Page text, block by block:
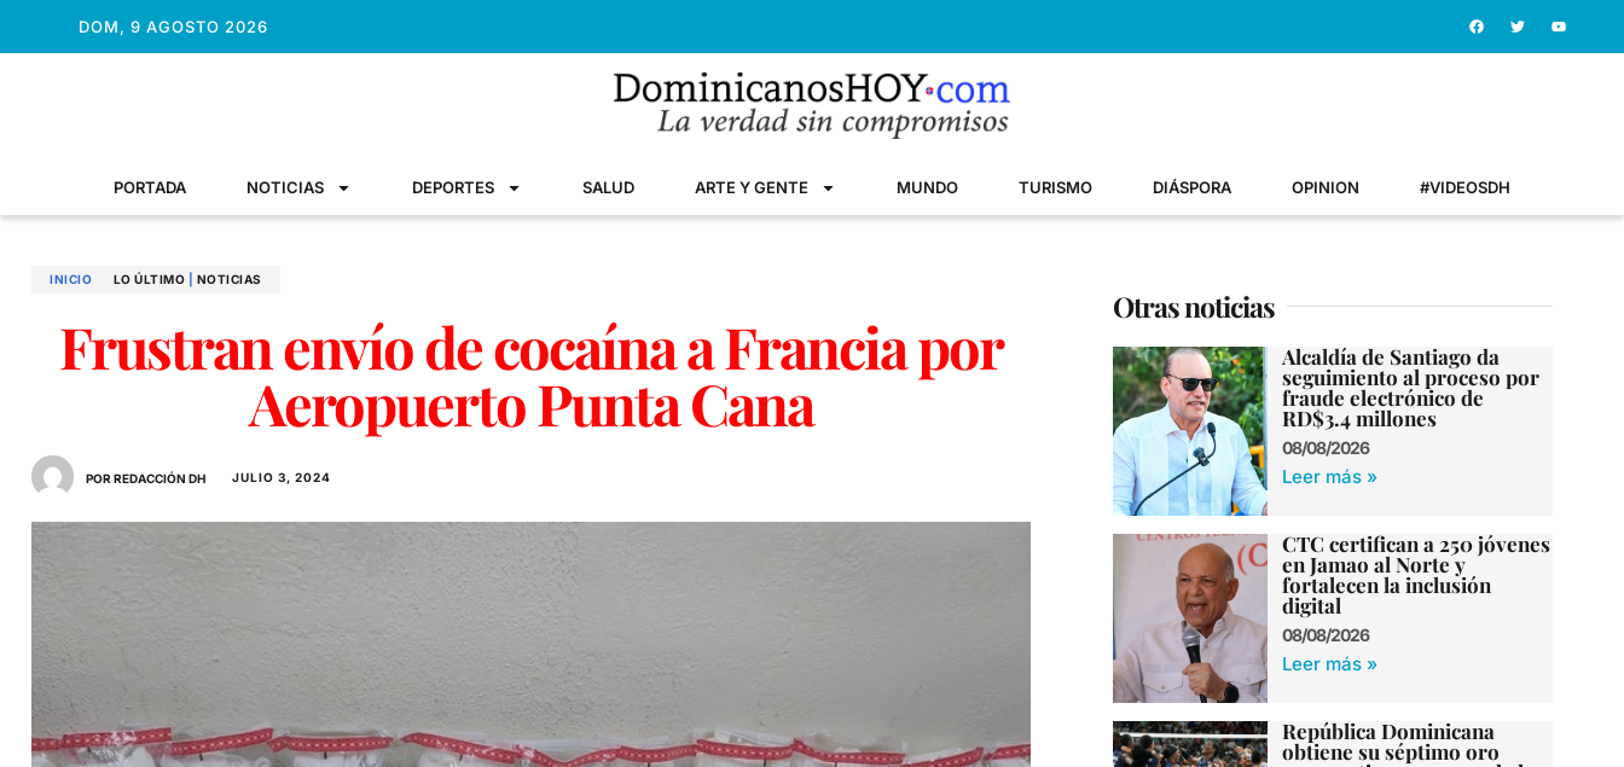
DOM, 9 AGOSTO 2026
PORTADA NOTICIAS DEPORTES SALUD ARTE Y GENTE MUNDO TURISMO DIÁSPORA OPINION #VIDEOSDH
INICIO LO ÚLTIMO NOTICIAS
Frustran envío de cocaína a Francia por
Aeropuerto Punta Cana
POR REDACCIÓN DH JULIO 3, 2024
Otras noticias
Alcaldía de Santiago da
seguimiento al proceso por
fraude electrónico de
RD$3.4 millones
08/08/2026
Leer más »
CTC certifican a 250 jóvenes
en Jamao al Norte y
fortalecen la inclusión
digital
08/08/2026
Leer más »
República Dominicana
obtiene su séptimo oro